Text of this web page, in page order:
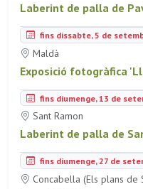
Laberint de palla de
fins dissabte, 5 de
Maldà
Exposició fotogràfica
fins diumenge, 13 de
Sant Ramon
Laberint de palla de
fins diumenge, 27 de
Concabella (Els plans de